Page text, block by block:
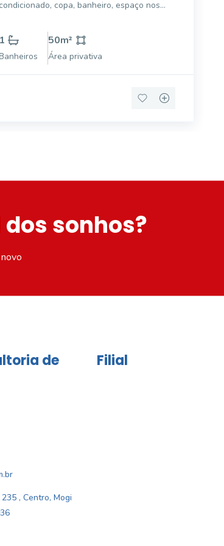
condicionado, copa, banheiro, espaço nos
1 50m²
Área privativa
sonhos?
de
, Centro, Mogi
Filial